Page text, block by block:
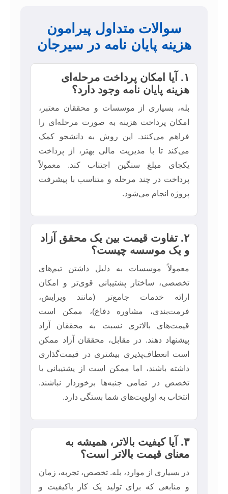
سوالات متداول پیرامون
هزینه پایان نامه در سیرجان
۱. آیا امکان پرداخت مرحله‌ای
هزینه پایان نامه وجود دارد؟
بله، بسیاری از موسسات و محققان معتبر،
امکان پرداخت هزینه به صورت مرحله‌ای را
فراهم می‌کنند. این روش به دانشجو کمک
می‌کند تا با مدیریت مالی بهتر، از پرداخت
یکجای مبلغ سنگین اجتناب کند. معمولاً
پرداخت در چند مرحله و متناسب با پیشرفت
پروژه انجام می‌شود.
۲. تفاوت قیمت بین یک محقق آزاد
و یک موسسه چیست؟
معمولاً موسسات به دلیل داشتن تیم‌های
تخصصی، ساختار پشتیبانی قوی‌تر و امکان
ارائه خدمات جامع‌تر (مانند ویرایش،
فرمت‌بندی، مشاوره دفاع)، ممکن است
قیمت‌های بالاتری نسبت به محققان آزاد
پیشنهاد دهند. در مقابل، محققان آزاد ممکن
است انعطاف‌پذیری بیشتری در قیمت‌گذاری
داشته باشند، اما ممکن است از پشتیبانی یا
تخصص در تمامی جنبه‌ها برخوردار نباشند.
انتخاب به اولویت‌های شما بستگی دارد.
۳. آیا کیفیت بالاتر، همیشه به
معنای قیمت بالاتر است؟
در بسیاری از موارد، بله. تخصص، تجربه، زمان
و منابعی که برای تولید یک کار باکیفیت و